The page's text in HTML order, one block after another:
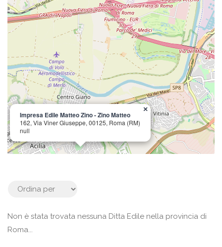
Impresa Edile Matteo Zino - Zino Matteo
162, Via Viner Giuseppe, 00125, Roma (RM)
null
×
Non è stata trovata nessuna Ditta Edile nella provincia di
Roma...